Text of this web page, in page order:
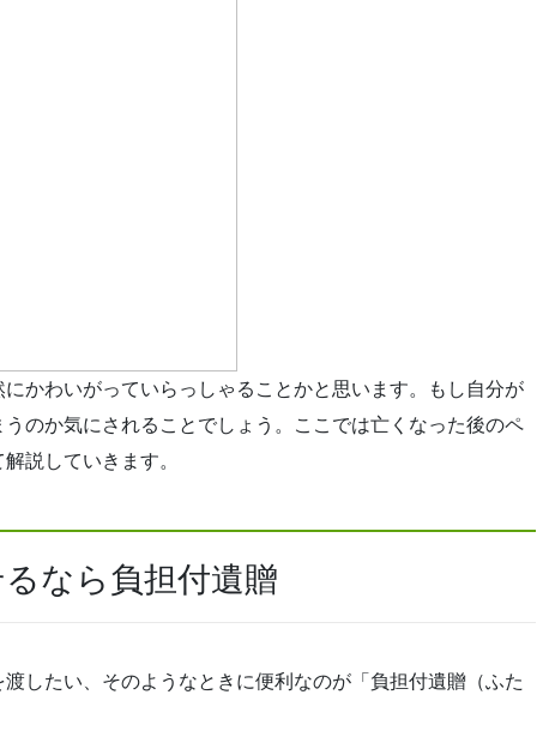
かわいがっていらっしゃることかと思います。もし自分が
のか気にされることでしょう。ここでは亡くなった後のペ
説していきます。
なら負担付遺贈
したい、そのようなときに便利なのが「負担付遺贈（ふた